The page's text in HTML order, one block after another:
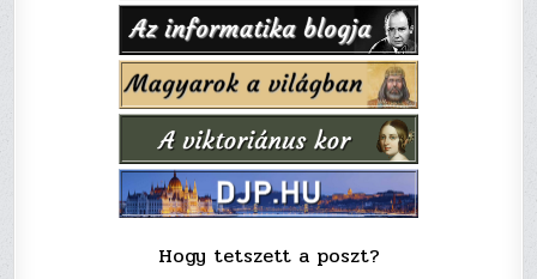
Hogy tetszett a poszt?